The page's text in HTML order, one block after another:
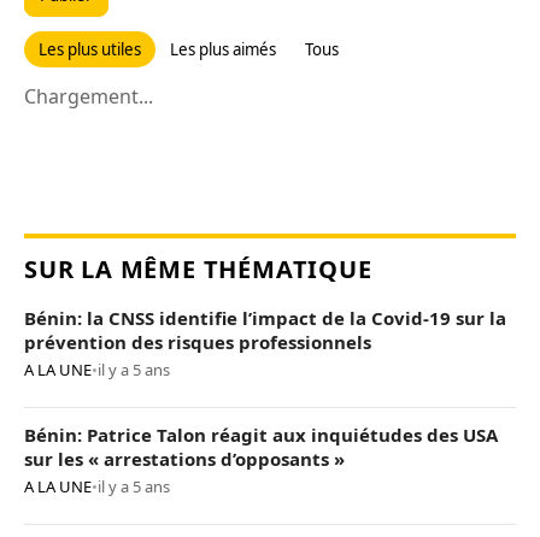
Les plus utiles Les plus aimés Tous
Chargement...
SUR LA MÊME THÉMATIQUE
Bénin: la CNSS identifie l’impact de la Covid-19 sur la
prévention des risques professionnels
A LA UNE•il y a 5 ans
Bénin: Patrice Talon réagit aux inquiétudes des USA
sur les « arrestations d’opposants »
A LA UNE•il y a 5 ans